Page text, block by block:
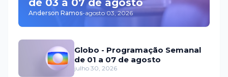
de 03 a 07 de agosto
Anderson Ramos-agosto 03, 2026
Globo - Programação Semanal
de 01 a 07 de agosto
julho 30, 2026